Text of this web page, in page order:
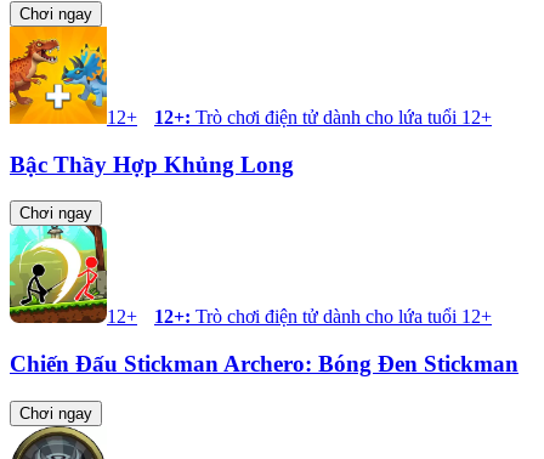
Chơi ngay
12+ 12+: Trò chơi điện tử dành cho lứa tuổi 12+
Bậc Thầy Hợp Khủng Long
Chơi ngay
12+ 12+: Trò chơi điện tử dành cho lứa tuổi 12+
Chiến Đấu Stickman Archero: Bóng Đen Stickman
Chơi ngay